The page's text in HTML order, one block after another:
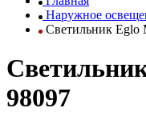
Наружное
Светильник Eglo
98097